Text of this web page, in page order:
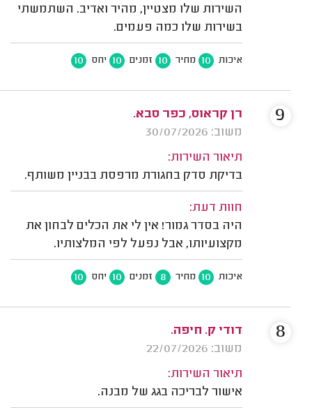
השירות שלו מצטיין, מהיר ואדיב. השתמשתי
בשירות שלו כמה פעמים.
איכות 10 מחיר 10 זמנים 10 יחס 10
רן קראוס, כפר סבא.
משוב: 30/07/2026
תיאור השירות:
בדיקת סדק בחגורת מרפסת בבניין משותף.
חוות דעת:
היה בסדר גמור! אין לי את הכלים לבחון את
מקצועיותו, אבל נפעל לפי המלצותיו.
איכות 10 מחיר 8 זמנים 10 יחס 10
9
דודי ק. חיפה.
משוב: 22/07/2026
תיאור השירות:
אישור לבריכה בגג של מבנה.
8